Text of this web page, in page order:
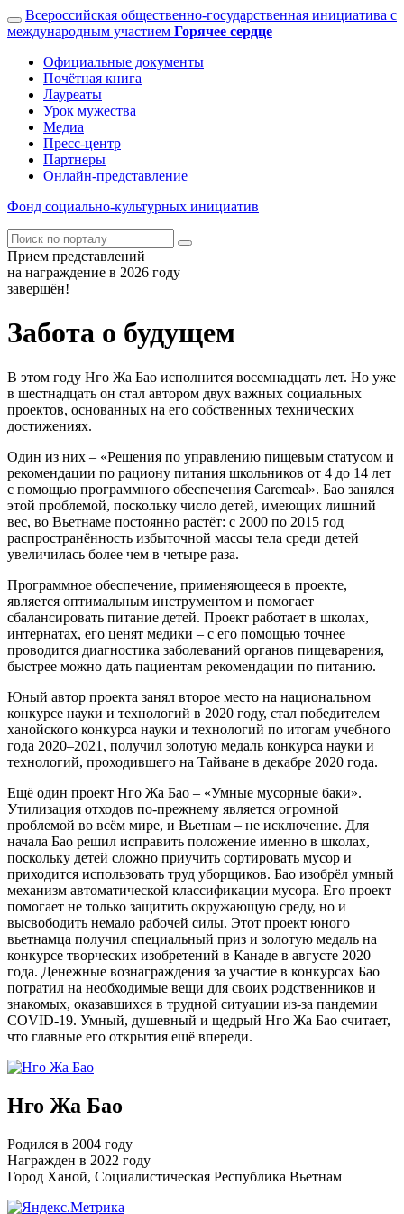
Всероссийская общественно-государственная инициатива с
международным участием Горячее сердце
Официальные документы
Почётная книга
Лауреаты
Урок мужества
Медиа
Пресс-центр
Партнеры
Онлайн-представление
Фонд социально-культурных инициатив
Прием представлений
на награждение в 2026 году
завершён!
Забота о будущем
В этом году Нго Жа Бао исполнится восемнадцать лет. Но уже
в шестнадцать он стал автором двух важных социальных
проектов, основанных на его собственных технических
достижениях.
Один из них – «Решения по управлению пищевым статусом и
рекомендации по рациону питания школьников от 4 до 14 лет
с помощью программного обеспечения Caremeal». Бао занялся
этой проблемой, поскольку число детей, имеющих лишний
вес, во Вьетнаме постоянно растёт: с 2000 по 2015 год
распространённость избыточной массы тела среди детей
увеличилась более чем в четыре раза.
Программное обеспечение, применяющееся в проекте,
является оптимальным инструментом и помогает
сбалансировать питание детей. Проект работает в школах,
интернатах, его ценят медики – с его помощью точнее
проводится диагностика заболеваний органов пищеварения,
быстрее можно дать пациентам рекомендации по питанию.
Юный автор проекта занял второе место на национальном
конкурсе науки и технологий в 2020 году, стал победителем
ханойского конкурса науки и технологий по итогам учебного
года 2020–2021, получил золотую медаль конкурса науки и
технологий, проходившего на Тайване в декабре 2020 года.
Ещё один проект Нго Жа Бао – «Умные мусорные баки».
Утилизация отходов по-прежнему является огромной
проблемой во всём мире, и Вьетнам – не исключение. Для
начала Бао решил исправить положение именно в школах,
поскольку детей сложно приучить сортировать мусор и
приходится использовать труд уборщиков. Бао изобрёл умный
механизм автоматической классификации мусора. Его проект
помогает не только защитить окружающую среду, но и
высвободить немало рабочей силы. Этот проект юного
вьетнамца получил специальный приз и золотую медаль на
конкурсе творческих изобретений в Канаде в августе 2020
года. Денежные вознаграждения за участие в конкурсах Бао
потратил на необходимые вещи для своих родственников и
знакомых, оказавшихся в трудной ситуации из-за пандемии
COVID-19. Умный, душевный и щедрый Нго Жа Бао считает,
что главные его открытия ещё впереди.
Нго Жа Бао
Родился в 2004 году
Награжден в 2022 году
Город Ханой, Социалистическая Республика Вьетнам